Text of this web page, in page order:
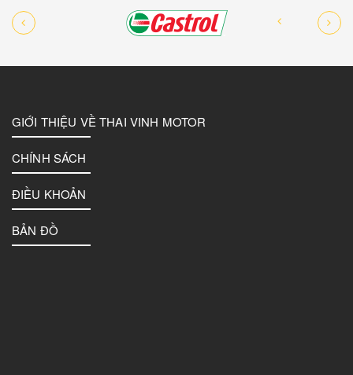
GIỚI THIỆU VỀ THAI VINH MOTOR
CHÍNH SÁCH
ĐIỀU KHOẢN
BẢN ĐỒ